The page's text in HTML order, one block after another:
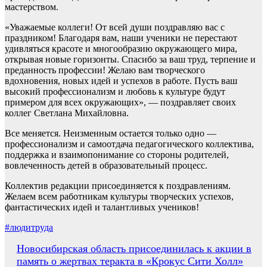
мастерством.
«Уважаемые коллеги! От всей души поздравляю вас с
праздником! Благодаря вам, наши ученики не перестают
удивляться красоте и многообразию окружающего мира,
открывая новые горизонты. Спасибо за ваш труд, терпение и
преданность профессии! Желаю вам творческого
вдохновения, новых идей и успехов в работе. Пусть ваш
высокий профессионализм и любовь к культуре будут
примером для всех окружающих», — поздравляет своих
коллег Светлана Михайловна.
Все меняется. Неизменным остается только одно —
профессионализм и самоотдача педагогического коллектива,
поддержка и взаимопонимание со стороны родителей,
вовлеченность детей в образовательный процесс.
Коллектив редакции присоединяется к поздравлениям.
Желаем всем работникам культуры творческих успехов,
фантастических идей и талантливых учеников!
#людитруда
Навигация
Новосибирская область присоединилась к акции в
память о жертвах теракта в «Крокус Сити Холл»